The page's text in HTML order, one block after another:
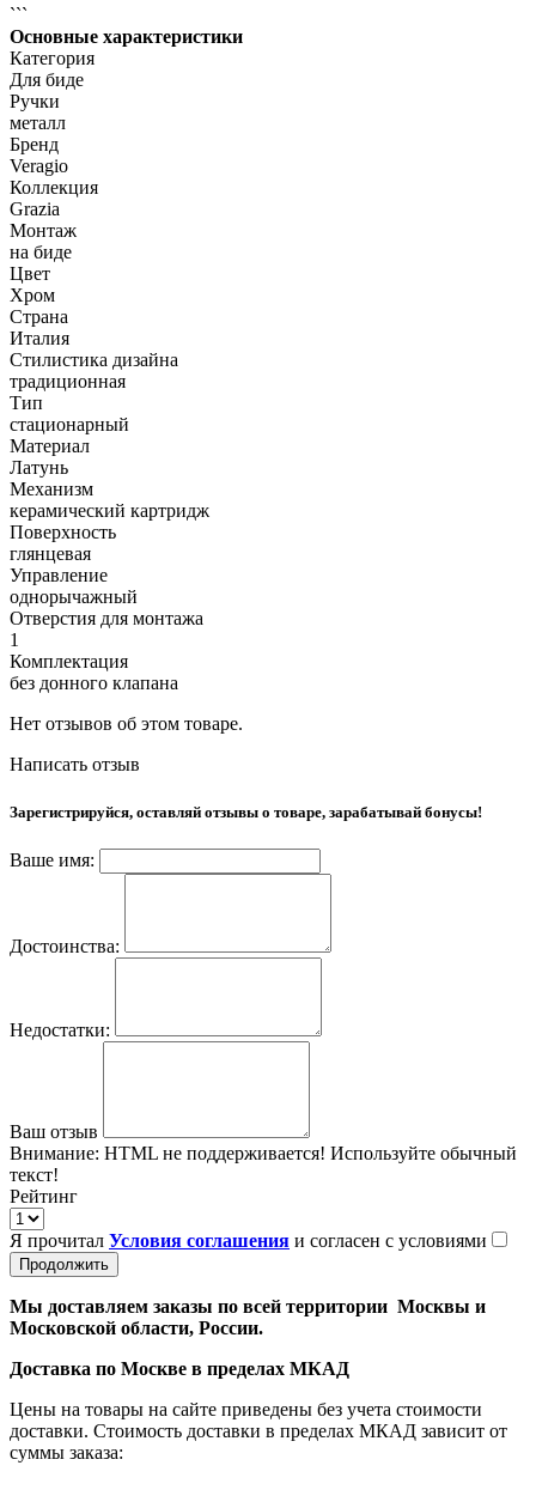
```
Основные характеристики
Категория
Для биде
Ручки
металл
Бренд
Veragio
Коллекция
Grazia
Монтаж
на биде
Цвет
Хром
Страна
Италия
Стилистика дизайна
традиционная
Тип
стационарный
Материал
Латунь
Механизм
керамический картридж
Поверхность
глянцевая
Управление
однорычажный
Отверстия для монтажа
1
Комплектация
без донного клапана
Нет отзывов об этом товаре.
Написать отзыв
Зарегистрируйся, оставляй отзывы о товаре, зарабатывай бонусы!
Ваше имя:
Достоинства:
Недостатки:
Ваш отзыв
Внимание: HTML не поддерживается! Используйте обычный
текст!
Рейтинг
Я прочитал Условия соглашения и согласен с условиями
Продолжить
Мы доставляем заказы по всей территории Москвы и
Московской области, России.
Доставка по Москве в пределах МКАД
Цены на товары на сайте приведены без учета стоимости
доставки. Стоимость доставки в пределах МКАД зависит от
суммы заказа: